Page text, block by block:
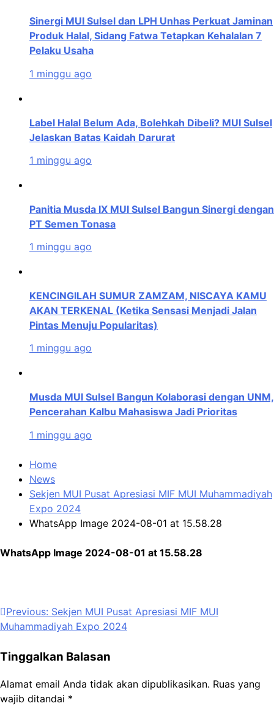
Sinergi MUI Sulsel dan LPH Unhas Perkuat Jaminan
Produk Halal, Sidang Fatwa Tetapkan Kehalalan 7
Pelaku Usaha
1 minggu ago
Label Halal Belum Ada, Bolehkah Dibeli? MUI Sulsel
Jelaskan Batas Kaidah Darurat
1 minggu ago
Panitia Musda IX MUI Sulsel Bangun Sinergi dengan
PT Semen Tonasa
1 minggu ago
KENCINGILAH SUMUR ZAMZAM, NISCAYA KAMU
AKAN TERKENAL (Ketika Sensasi Menjadi Jalan
Pintas Menuju Popularitas)
1 minggu ago
Musda MUI Sulsel Bangun Kolaborasi dengan UNM,
Pencerahan Kalbu Mahasiswa Jadi Prioritas
1 minggu ago
Home
News
Sekjen MUI Pusat Apresiasi MIF MUI Muhammadiyah
Expo 2024
WhatsApp Image 2024-08-01 at 15.58.28
WhatsApp Image 2024-08-01 at 15.58.28
Navigasi
pos
Previous: Sekjen MUI Pusat Apresiasi MIF MUI
Muhammadiyah Expo 2024
Tinggalkan Balasan
Alamat email Anda tidak akan dipublikasikan. Ruas yang
wajib ditandai *